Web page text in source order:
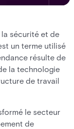
sécurité et de
un terme utilisé
résulte de
la technologie
de travail
le secteur
de